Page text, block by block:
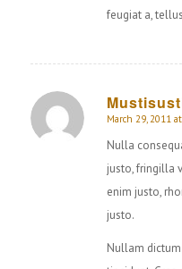
feugiat a,
says:
March 29, 2011
Nulla
justo, fringilla
enim justo,
justo.
Nullam